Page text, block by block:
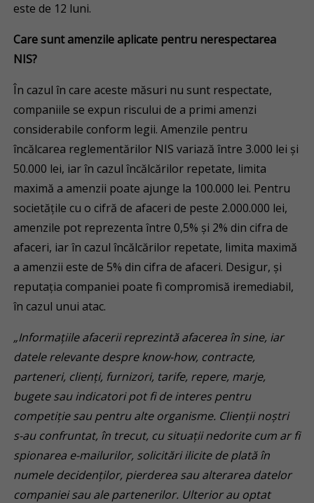
este de 12 luni.
Care sunt amenzile aplicate pentru nerespectarea
NIS?
În cazul în care aceste măsuri nu sunt respectate,
companiile se expun riscului de a primi amenzi
considerabile conform legii. Amenzile pentru
încălcarea reglementărilor NIS variază între 3.000 lei și
50.000 lei, iar în cazul încălcărilor repetate, limita
maximă a amenzii poate ajunge la 100.000 lei. Pentru
societățile cu o cifră de afaceri de peste 2.000.000 lei,
amenzile pot reprezenta între 0,5% și 2% din cifra de
afaceri, iar în cazul încălcărilor repetate, limita maximă
a amenzii este de 5% din cifra de afaceri. Desigur, și
reputația companiei poate fi compromisă iremediabil,
în cazul unui atac.
„Informațiile afacerii reprezintă afacerea în sine, iar
datele relevante despre know-how, contracte,
parteneri, clienți, furnizori, tarife, repere, marje,
bugete sau indicatori pot fi de interes pentru
competiție sau pentru alte organisme. Clienții noștri
s-au confruntat, în trecut, cu situații nedorite cum ar fi
spionarea e-mailurilor, solicitări ilicite de plată în
numele decidenților, pierderea sau alterarea datelor
companiei sau ale partenerilor. Ulterior au optat